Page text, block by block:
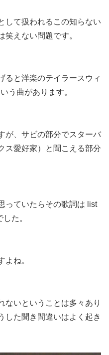
して扱われるこの知らない
えない問題です。
ると洋楽のテイラースウィ
う曲があります。
が、サビの部分でスターバ
ス愛好家）と聞こえる部分
っていたらその歌詞は list
た。
よね。
ないということは多々あり
した聞き間違いはよく起き